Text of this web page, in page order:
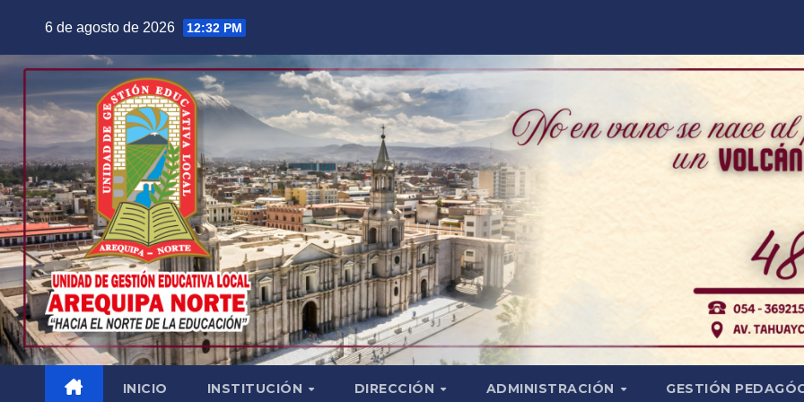
contenido
6 de agosto de 2026 12:32 PM
INICIO INSTITUCIÓN DIRECCIÓN ADMINISTRACIÓN GESTIÓN